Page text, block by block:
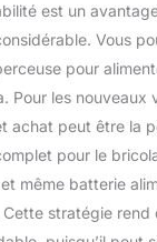
est un
Vous
pour
Pour les nouveaux
achat peut être la
pour le
même batterie
stratégie rend